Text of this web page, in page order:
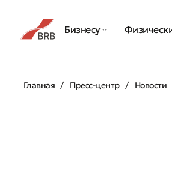
Бизнесу
Главная Пресс-центр Новости